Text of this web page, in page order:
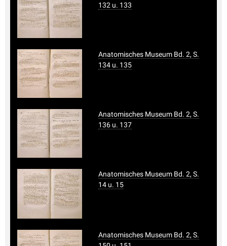
132 u. 133
Anatomisches Museum Bd. 2, S.
134 u. 135
Anatomisches Museum Bd. 2, S.
136 u. 137
Anatomisches Museum Bd. 2, S.
14 u. 15
Anatomisches Museum Bd. 2, S.